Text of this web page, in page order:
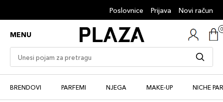
Poslovnice Prijava Novi račun
MENU
BRENDOVI PARFEMI NJEGA MAKE-UP NICHE